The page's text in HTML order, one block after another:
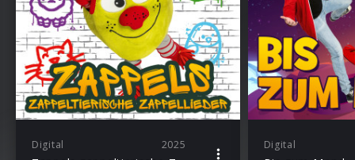
Digital 2025 Digital